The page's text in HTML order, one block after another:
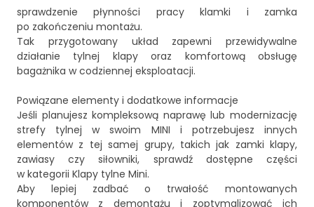
sprawdzenie płynności pracy klamki i zamka
po zakończeniu montażu.
Tak przygotowany układ zapewni przewidywalne
działanie tylnej klapy oraz komfortową obsługę
bagażnika w codziennej eksploatacji.
Powiązane elementy i dodatkowe informacje
Jeśli planujesz kompleksową naprawę lub modernizację
strefy tylnej w swoim MINI i potrzebujesz innych
elementów z tej samej grupy, takich jak zamki klapy,
zawiasy czy siłowniki, sprawdź dostępne części
w kategorii Klapy tylne Mini.
Aby lepiej zadbać o trwałość montowanych
komponentów z demontażu i zoptymalizować ich